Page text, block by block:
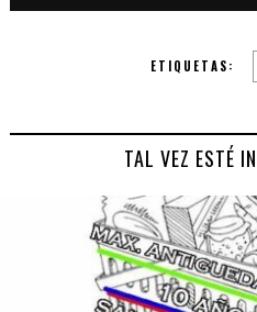
ETIQUETAS:
TAL VEZ ESTÉ